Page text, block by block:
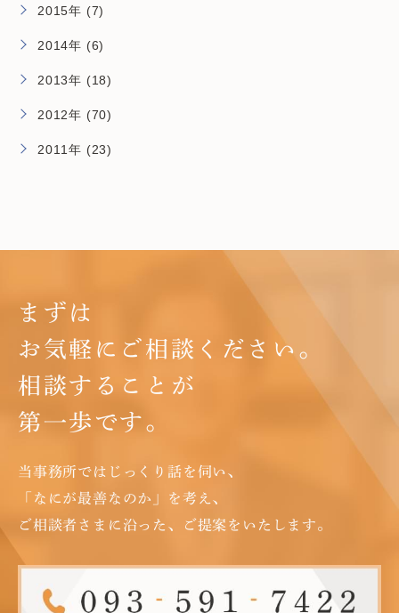
2015年 (7)
2014年 (6)
2013年 (18)
2012年 (70)
2011年 (23)
まずは
お気軽にご相談ください。
相談することが
第一歩です。
当事務所ではじっくり話を伺い、
「なにが最善なのか」を考え、
ご相談者さまに沿った、ご提案をいたします。